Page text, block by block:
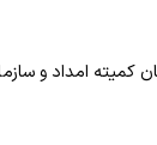
کمیته امداد و